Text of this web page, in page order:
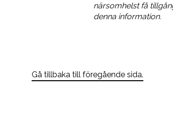
närsomhelst få
denna information.
Gå tillbaka till föregående sida.